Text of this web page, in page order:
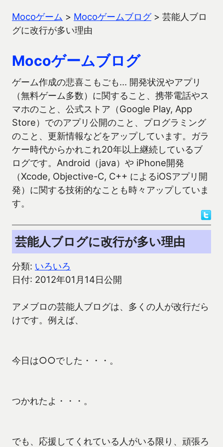
Mocoゲーム > Mocoゲームブログ> 芸能人ブロ
グに改行が多い理由
Mocoゲームブログ
ゲーム作成の悲喜こもごも… 開発状況やアプリ
（無料ゲーム多数）に関すること、携帯電話やス
マホのこと、公式ストア（Google Play, App
Store）でのアプリ公開のこと、プログラミング
のこと、更新情報などをアップしています。ガラ
ケー時代からかれこれ20年以上継続しているブ
ログです。Android（java）や iPhone開発
（Xcode, Objective-C, C++ によるiOSアプリ開
発）に関する技術的なことも時々アップしていま
す。
芸能人ブログに改行が多い理由
分類: いろいろ
日付: 2012年01月14日公開
アメブロの芸能人ブログは、多くの人が改行だら
けです。例えば、
今日は○○でした・・・。
つかれたよ・・・。
でも、応援してくれている人がいる限り、頑張ろ